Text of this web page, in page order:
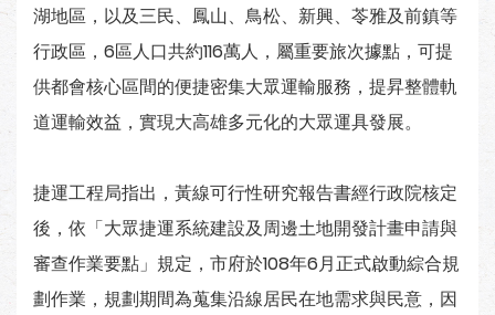
湖地區，以及三民、鳳山、鳥松、新興、苓雅及前鎮等
行政區，6區人口共約116萬人，屬重要旅次據點，可提
供都會核心區間的便捷密集大眾運輸服務，提昇整體軌
道運輸效益，實現大高雄多元化的大眾運具發展。
捷運工程局指出，黃線可行性研究報告書經行政院核定
後，依「大眾捷運系統建設及周邊土地開發計畫申請與
審查作業要點」規定，市府於108年6月正式啟動綜合規
劃作業，規劃期間為蒐集沿線居民在地需求與民意，因